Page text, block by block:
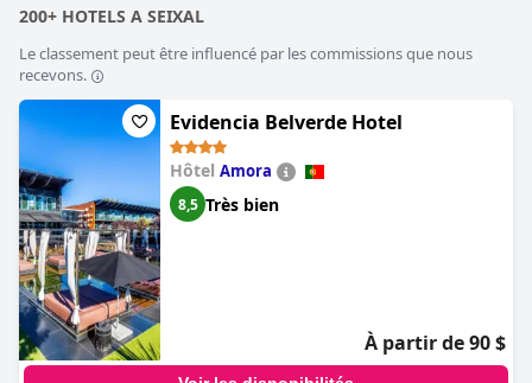
200+ HOTELS A SEIXAL
Le classement peut être influencé par les commissions que nous
recevons.
Evidencia Belverde Hotel
Hôtel Amora
8,5 Très bien
À partir de 90 $